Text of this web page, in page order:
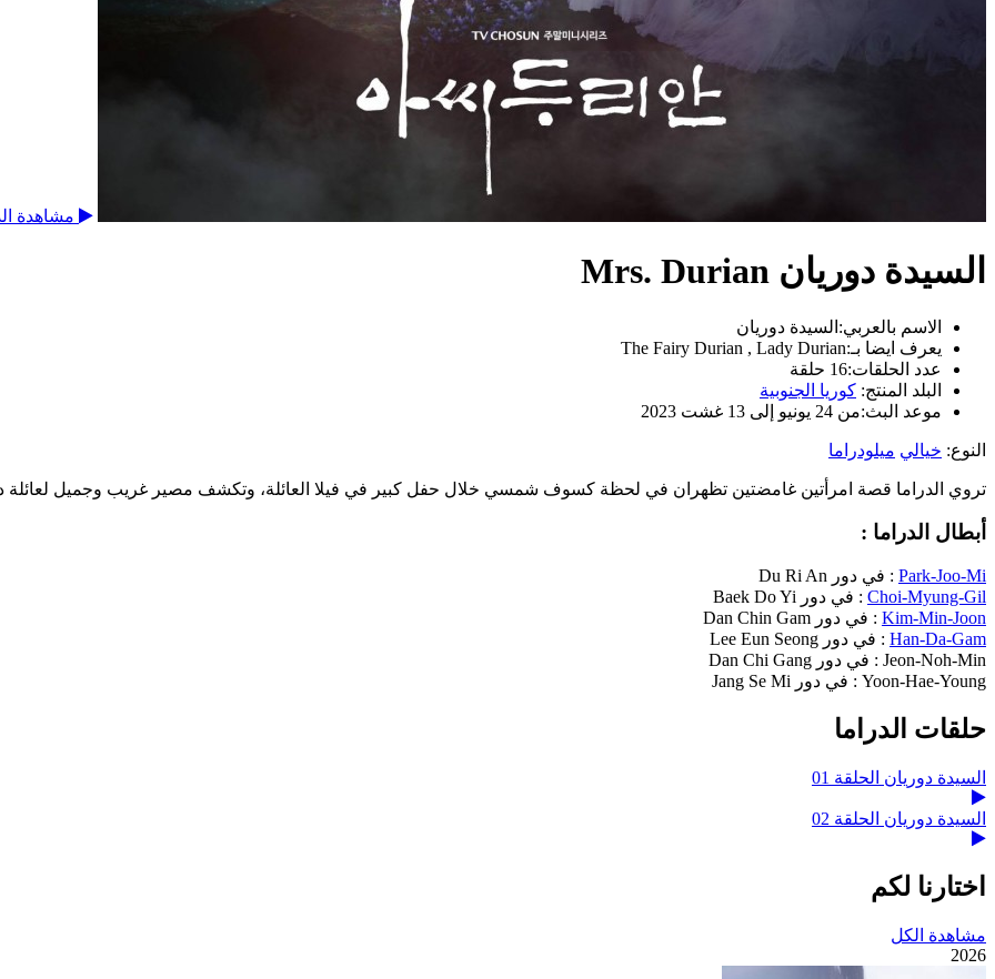
مشاهدة
السيدة دوريان Mrs. Durian
الاسم بالعربي: السيدة دوريان
يعرف ايضا بـ:The Fairy Durian , Lady Durian
عدد الحلقات:16 حلقة
البلد المنتج: كوريا الجنوبية
موعد البث:من 24 يونيو إلى 13 غشت 2023
النوع: خيالي ميلودراما
تروي الدراما قصة امرأتين غامضتين تظهران في لحظة كسوف شمسي خلال حفل كبير في فيلا العائلة، وتكشف مصير غريب وجميل لعائلة
أبطال الدراما :
Park-Joo-Mi : في دور Du Ri An
Choi-Myung-Gil : في دور Baek Do Yi
Kim-Min-Joon : في دور Dan Chin Gam
Han-Da-Gam : في دور Lee Eun Seong
Jeon-Noh-Min : في دور
Dan Chi Gang
Yoon-Hae-Young : في دور
Jang Se Mi
حلقات الدراما
السيدة دوريان الحلقة 01
السيدة دوريان الحلقة 02
اختارنا لكم
مشاهدة الكل
2026